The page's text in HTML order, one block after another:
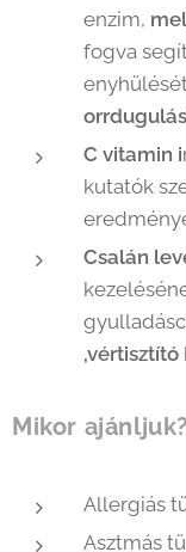
enzim,
fogva
C vitamin i
kutatók
Csalán
,vértisztító
Mikor ajánljuk?
Allergiás
Asztmás